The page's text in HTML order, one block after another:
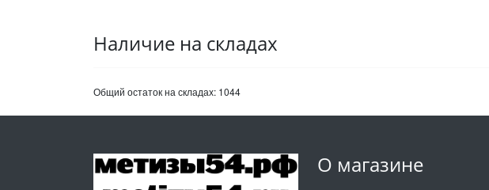
Наличие на складах
Общий остаток на складах: 1044
О магазине